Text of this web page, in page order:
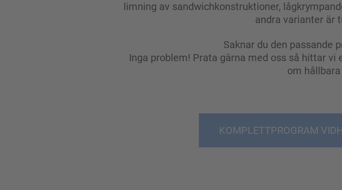
limning av sandwichkonstruktioner,
andra varianter är
Saknar du den passande
Inga problem! Prata gärna med oss så hittar
om
KOMPLETTPROGRAM